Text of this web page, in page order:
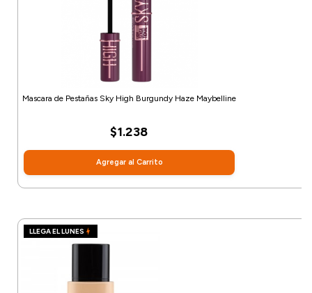
Mascara de Pestañas Sky High Burgundy Haze Maybelline
$1.238
Agregar al Carrito
LLEGA EL LUNES